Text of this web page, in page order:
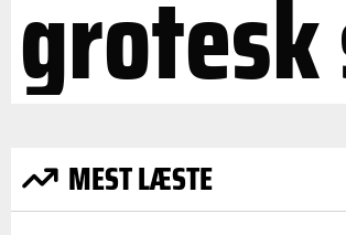
grotesk
MEST LÆSTE